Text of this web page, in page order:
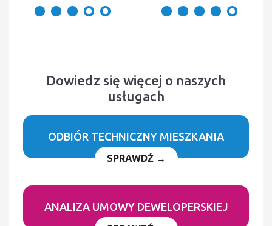
Dowiedz się więcej o naszych
usługach
ODBIÓR TECHNICZNY MIESZKANIA
SPRAWDŹ →
ANALIZA UMOWY DEWELOPERSKIEJ